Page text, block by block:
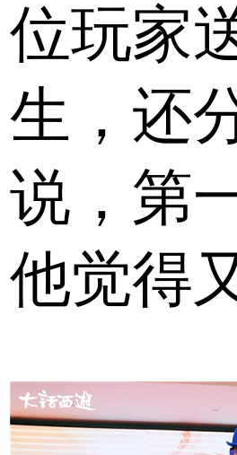
位玩家
生，还
说，第
他觉得